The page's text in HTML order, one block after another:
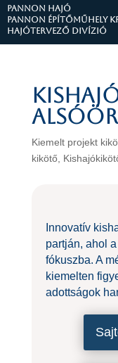
PANNON HAJÓ
Pannon Építőműhely
Hajótervező divízió
Kiemelt projekt
kikötő,
Innovatív
partján, ahol
fókuszba. A
kiemelten
adottságok